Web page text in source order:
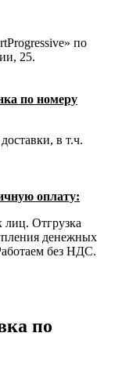
по
25.
по номеру
в т.ч.
оплату:
лиц. Отгрузка
денежных
без НДС.
по